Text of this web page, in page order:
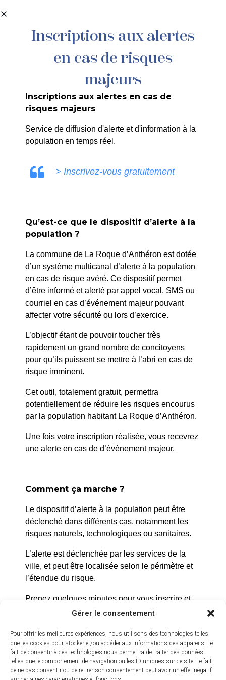
Gérer le consentement
Pour offrir les meilleures expériences, nous utilisons des technologies telles
que les cookies pour stocker et/ou accéder aux informations des appareils. Le
fait de consentir à ces technologies nous permettra de traiter des données
telles que le comportement de navigation ou les ID uniques sur ce site. Le fait
de ne pas consentir ou de retirer son consentement peut avoir un effet négatif
principal
223/26 – ARRÊTÉ PORTANT
RÉSERVATION D’UN EMPLACEMENT
DE STATIONNEMENT POUR LES
CONSULTATIONS MOBILES « GYNÉCO
BUS »
PRÉCÉDENT
225/26 – DÉSIGNATION DE SUPPLÉANTS AUX
COMMISSIONS D’ACCESSIBILITÉ
221/26 – ARRÊTÉ PORTANT AUTORISATION DE
STATIONNEMENT – AV DE SILVACANE
La Roque d’Anthéron
2 avenue de l’Europe Unie,
13640 La Roque d’Anthéron
04 42 95 70 70
Nous contacter
Horaires d'ouverture
Du lundi au jeudi :
de 8h30 à 11h30 et de 14h à 16h
Le vendredi :
Inscriptions aux alertes
en cas de risques
majeurs
Inscriptions aux alertes en cas de
risques majeurs
Service de diffusion d'alerte et d'information à la
population en temps réel.
> Inscrivez-vous gratuitement
Qu’est-ce que le dispositif d’alerte à la
population ?
La commune de La Roque d’Anthéron est dotée
d’un système multicanal d’alerte à la population
en cas de risque avéré. Ce dispositif permet
d’être informé et alerté par appel vocal, SMS ou
courriel en cas d’événement majeur pouvant
affecter votre sécurité ou lors d’exercice.
L’objectif étant de pouvoir toucher très
rapidement un grand nombre de concitoyens
pour qu’ils puissent se mettre à l’abri en cas de
risque imminent.
Cet outil, totalement gratuit, permettra
potentiellement de réduire les risques encourus
par la population habitant La Roque d’Anthéron.
Une fois votre inscription réalisée, vous recevrez
une alerte en cas de d’évènement majeur.
Comment ça marche ?
Le dispositif d’alerte à la population peut être
déclenché dans différents cas, notamment les
risques naturels, technologiques ou sanitaires.
L’alerte est déclenchée par les services de la
ville, et peut être localisée selon le périmètre et
l’étendue du risque.
Prenez quelques minutes pour vous inscrire et
bénéficier gratuitement de ce service d’alerte :
https://inscription.cedralis.com/
Comment sont utilisées les données